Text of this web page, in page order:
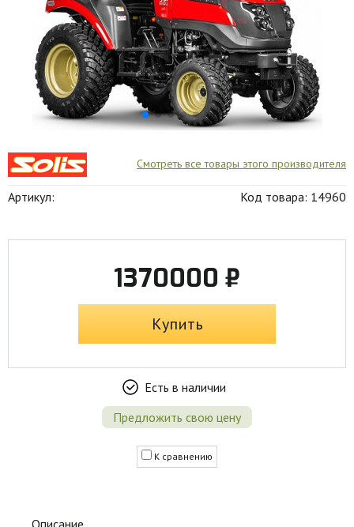
Смотреть все товары этого производителя
Артикул: Код товара: 14960
1370000 ₽
Купить
Есть в наличии
Предложить свою цену
К сравнению
Описание